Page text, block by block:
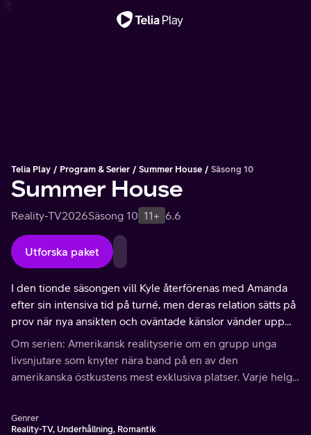
Telia Play Program & Serier Summer House Säsong 10
Summer House
Reality-TV2026Säsong 10 11+ 6.6
Utforska paket
I den tionde säsongen vill Kyle återförenas med Amanda
efter sin intensiva tid på turné, men deras relation sätts på
prov när nya ansikten och oväntade känslor vänder upp
och ner på stämningen. Sommaren utlovar glädje, dramatik
och minnen för livet.
Om serien: Amerikansk realityserie om en grupp unga
livsnjutare som knyter nära band på en av den
amerikanska östkustens mest exklusiva platser. Varje helg
Genrer
Reality-TV, Underhållning, Romantik